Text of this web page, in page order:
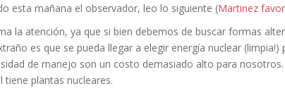
esta mañana el observador, leo lo siguiente (Martinez
la atención, ya que si bien debemos de buscar formas
es que se pueda llegar a elegir energía nuclear
de manejo son un costo demasiado alto para nosotros.
tiene plantas nucleares.